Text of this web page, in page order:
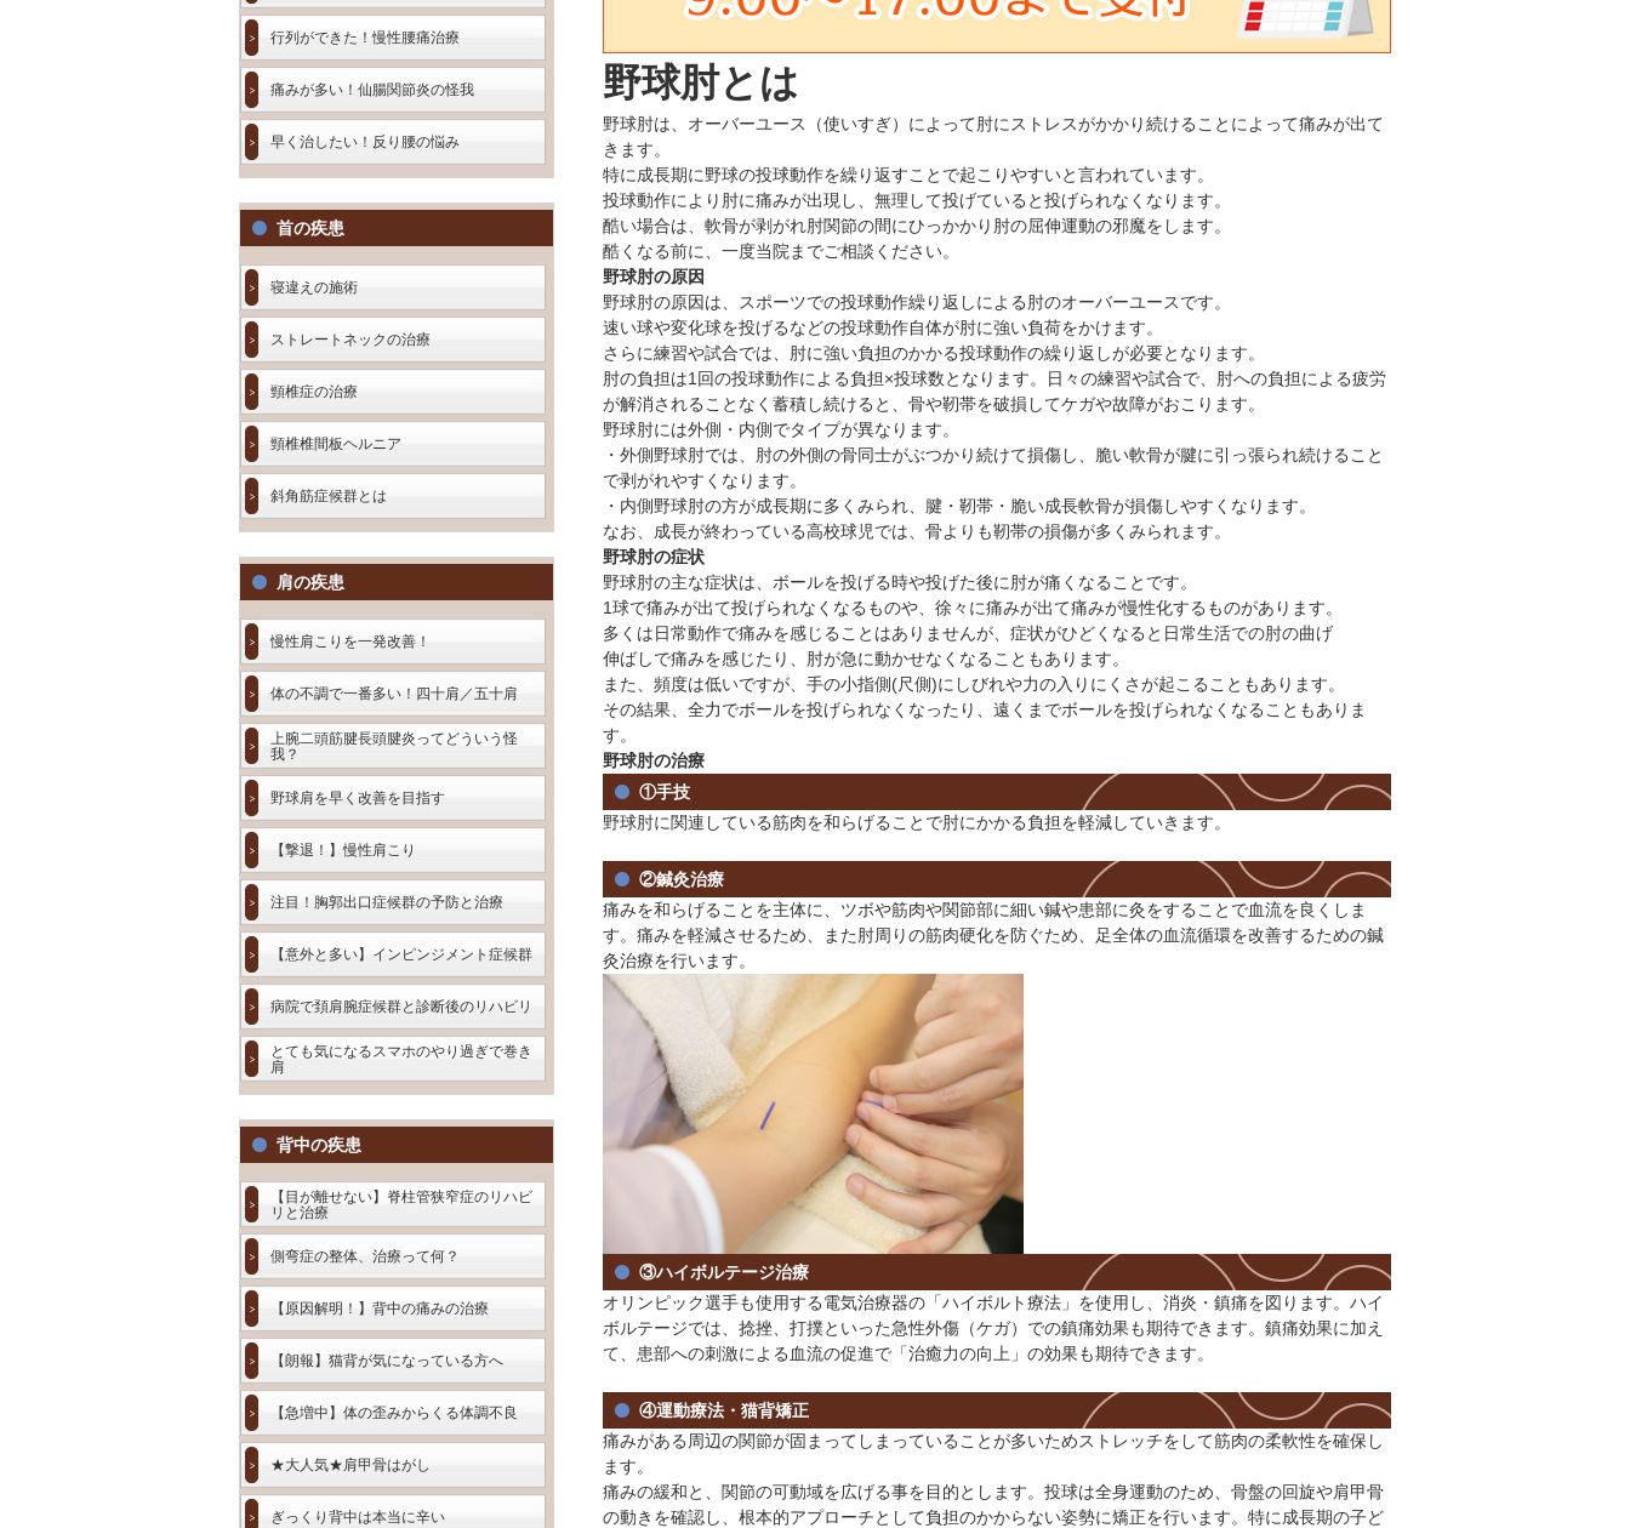
行列ができた！慢性腰痛治療
痛みが多い！仙腸関節炎の怪我
早く治したい！反り腰の悩み
首の疾患
寝違えの施術
ストレートネックの治療
頸椎症の治療
頸椎椎間板ヘルニア
斜角筋症候群とは
肩の疾患
慢性肩こりを一発改善！
体の不調で一番多い！四十肩／五十肩
上腕二頭筋腱長頭腱炎ってどういう怪
我？
野球肩を早く改善を目指す
【撃退！】慢性肩こり
注目！胸郭出口症候群の予防と治療
【意外と多い】インピンジメント症候群
病院で頚肩腕症候群と診断後のリハビリ
とても気になるスマホのやり過ぎで巻き
肩
背中の疾患
【目が離せない】脊柱管狭窄症のリハビ
リと治療
側弯症の整体、治療って何？
【原因解明！】背中の痛みの治療
【朗報】猫背が気になっている方へ
【急増中】体の歪みからくる体調不良
★大人気★肩甲骨はがし
ぎっくり背中は本当に辛い
野球肘とは
野球肘は、オーバーユース（使いすぎ）によって肘にストレスがかかり続けることによって痛みが出て
きます。
特に成長期に野球の投球動作を繰り返すことで起こりやすいと言われています。
投球動作により肘に痛みが出現し、無理して投げていると投げられなくなります。
酷い場合は、軟骨が剥がれ肘関節の間にひっかかり肘の屈伸運動の邪魔をします。
酷くなる前に、一度当院までご相談ください。
野球肘の原因
野球肘の原因は、スポーツでの投球動作繰り返しによる肘のオーバーユースです。
速い球や変化球を投げるなどの投球動作自体が肘に強い負荷をかけます。
さらに練習や試合では、肘に強い負担のかかる投球動作の繰り返しが必要となります。
肘の負担は1回の投球動作による負担×投球数となります。日々の練習や試合で、肘への負担による疲労
が解消されることなく蓄積し続けると、骨や靭帯を破損してケガや故障がおこります。
野球肘には外側・内側でタイプが異なります。
・外側野球肘では、肘の外側の骨同士がぶつかり続けて損傷し、脆い軟骨が腱に引っ張られ続けること
で剥がれやすくなります。
・内側野球肘の方が成長期に多くみられ、腱・靭帯・脆い成長軟骨が損傷しやすくなります。
なお、成長が終わっている高校球児では、骨よりも靭帯の損傷が多くみられます。
野球肘の症状
野球肘の主な症状は、ボールを投げる時や投げた後に肘が痛くなることです。
1球で痛みが出て投げられなくなるものや、徐々に痛みが出て痛みが慢性化するものがあります。
多くは日常動作で痛みを感じることはありませんが、症状がひどくなると日常生活での肘の曲げ
伸ばしで痛みを感じたり、肘が急に動かせなくなることもあります。
また、頻度は低いですが、手の小指側(尺側)にしびれや力の入りにくさが起こることもあります。
その結果、全力でボールを投げられなくなったり、遠くまでボールを投げられなくなることもありま
す。
野球肘の治療
①手技
野球肘に関連している筋肉を和らげることで肘にかかる負担を軽減していきます。
②鍼灸治療
痛みを和らげることを主体に、ツボや筋肉や関節部に細い鍼や患部に灸をすることで血流を良くしま
す。痛みを軽減させるため、また肘周りの筋肉硬化を防ぐため、足全体の血流循環を改善するための鍼
灸治療を行います。
③ハイボルテージ治療
オリンピック選手も使用する電気治療器の「ハイボルト療法」を使用し、消炎・鎮痛を図ります。ハイ
ボルテージでは、捻挫、打撲といった急性外傷（ケガ）での鎮痛効果も期待できます。鎮痛効果に加え
て、患部への刺激による血流の促進で「治癒力の向上」の効果も期待できます。
④運動療法・猫背矯正
痛みがある周辺の関節が固まってしまっていることが多いためストレッチをして筋肉の柔軟性を確保し
ます。
痛みの緩和と、関節の可動域を広げる事を目的とします。投球は全身運動のため、骨盤の回旋や肩甲骨
の動きを確認し、根本的アプローチとして負担のかからない姿勢に矯正を行います。特に成長期の子ど